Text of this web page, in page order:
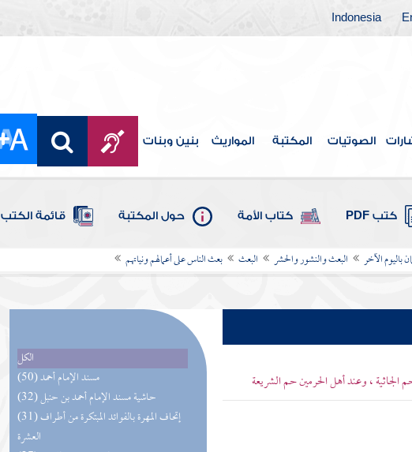
Indonesia
الصوتيات المكتبة المواريث بنين وبنات
كتب PDF كتاب الأمة حول المكتبة قائمة الكتب
باليوم الآخر البعث والنشور والحشر البعث بعث الناس على أعمالهم ونياتهم
الكل
(50) مسند الإمام أحمد
(32) حاشية مسند الإمام أحمد بن حنبل
(31) إتحاف المهرة بالفوائد المبتكرة من أطراف
العشرة
الجاثية ، وعند أهل الحرمين حم الشريعة